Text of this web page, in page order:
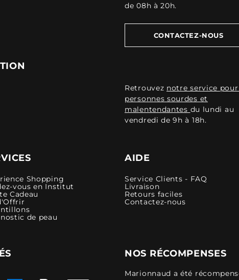
de 08h à 20h.
CONTACTEZ-NOUS
Retrouvez notre service
personnes sourdes et
malentendantes du lundi au
vendredi de 9h à 18h.
Shopping
vous en Institut
Cadeau
de peau
AIDE
Service Clients - FAQ
Livraison
Retours faciles
Contactez-nous
NOS RÉCOMPENSES
Marionnaud a été